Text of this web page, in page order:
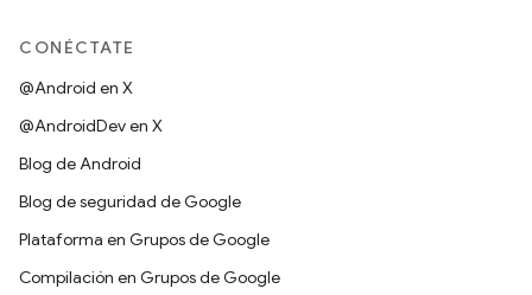
CONÉCTATE
@Android en X
@AndroidDev en X
Blog de Android
Blog de seguridad de Google
Plataforma en Grupos de Google
Compilación en Grupos de Google